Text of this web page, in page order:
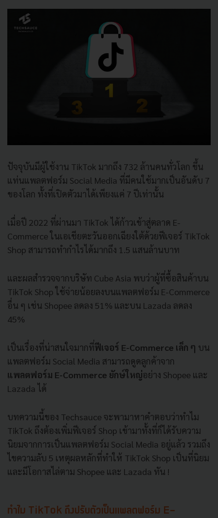
ปัจจุบันมีผู้ใช้งาน TikTok มากถึง 732 ล้านคนทั่วโลก ขึ้น
แท่นแพลตฟอร์ม Social Media ที่มีคนใช้มากเป็นอันดับ 7
ของโลก ทั้งที่เปิดตัวมาได้เพียงแค่ 7 ปีเท่านั้น
เมื่อปี 2022 ที่ผ่านมา TikTok ได้ก้าวเข้าสู่ตลาด E-
Commerce ในเอเชียตะวันออกเฉียงใต้ด้วยฟีเจอร์ TikTok
Shop สามารถทำกำไรได้มากถึง 1.5 แสนล้านบาท
และผลสำรวจจากบริษัท Cube Asia พบว่าผู้ที่ซื้อสินค้าบน
TikTok Shop ใช้จ่ายน้อยลงบนแพลตฟอร์ม E-Commerce
อื่น ๆ เช่น Shopee ลดลง 51% และบน Lazada ลดลง
45%
เป็นเรื่องที่น่าสนใจมากที่ฟีเจอร์ E-Commerce เล็ก ๆ บน
แพลตฟอร์ม Social Media สามารถดูดลูกค้าจาก
แพลตฟอร์ม E-Commerce ยักษ์ใหญ่อย่าง Shopee และ
Lazada ได้
บทความนี้ของ Techsauce จะพามาหาคำตอบว่าทำไม
TikTok ถึงต้องเพิ่มฟีเจอร์ Shop เข้ามาทั้งที่ก็ได้รับความ
นิยมจากการเป็นแพลตฟอร์ม Social Media อยู่แล้ว รวมถึง
ไขความลับ 5 เหตุผลหลักที่ทำให้ TikTok Shop เป็นที่นิยม
และมีโอกาสไล่ตาม Shopee และ Lazada ทัน !
ทำไม TikTok ถึงปรับตัวเป็นแพลตฟอร์ม E-